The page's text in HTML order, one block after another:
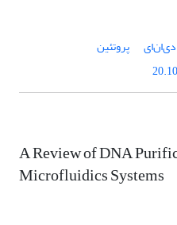
دی‌ان‌ای
پروتئین
A Review of DNA
Microfluidics Systems